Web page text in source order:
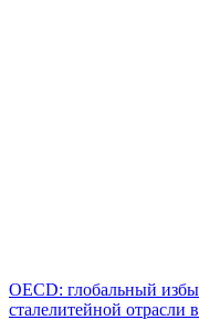
OECD: глобальный
сталелитейной отрасли